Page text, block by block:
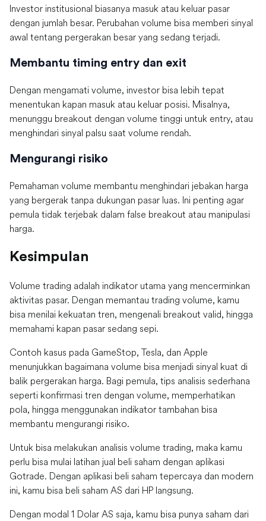
Investor institusional biasanya masuk atau keluar pasar
dengan jumlah besar. Perubahan volume bisa memberi sinyal
awal tentang pergerakan besar yang sedang terjadi.
Membantu timing entry dan exit
Dengan mengamati volume, investor bisa lebih tepat
menentukan kapan masuk atau keluar posisi. Misalnya,
menunggu breakout dengan volume tinggi untuk entry, atau
menghindari sinyal palsu saat volume rendah.
Mengurangi risiko
Pemahaman volume membantu menghindari jebakan harga
yang bergerak tanpa dukungan pasar luas. Ini penting agar
pemula tidak terjebak dalam false breakout atau manipulasi
harga.
Kesimpulan
Volume trading adalah indikator utama yang mencerminkan
aktivitas pasar. Dengan memantau trading volume, kamu
bisa menilai kekuatan tren, mengenali breakout valid, hingga
memahami kapan pasar sedang sepi.
Contoh kasus pada GameStop, Tesla, dan Apple
menunjukkan bagaimana volume bisa menjadi sinyal kuat di
balik pergerakan harga. Bagi pemula, tips analisis sederhana
seperti konfirmasi tren dengan volume, memperhatikan
pola, hingga menggunakan indikator tambahan bisa
membantu mengurangi risiko.
Untuk bisa melakukan analisis volume trading, maka kamu
perlu bisa mulai latihan jual beli saham dengan aplikasi
Gotrade. Dengan aplikasi beli saham tepercaya dan modern
ini, kamu bisa beli saham AS dari HP langsung.
Dengan modal 1 Dolar AS saja, kamu bisa punya saham dari